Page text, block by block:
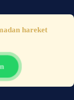
hareket